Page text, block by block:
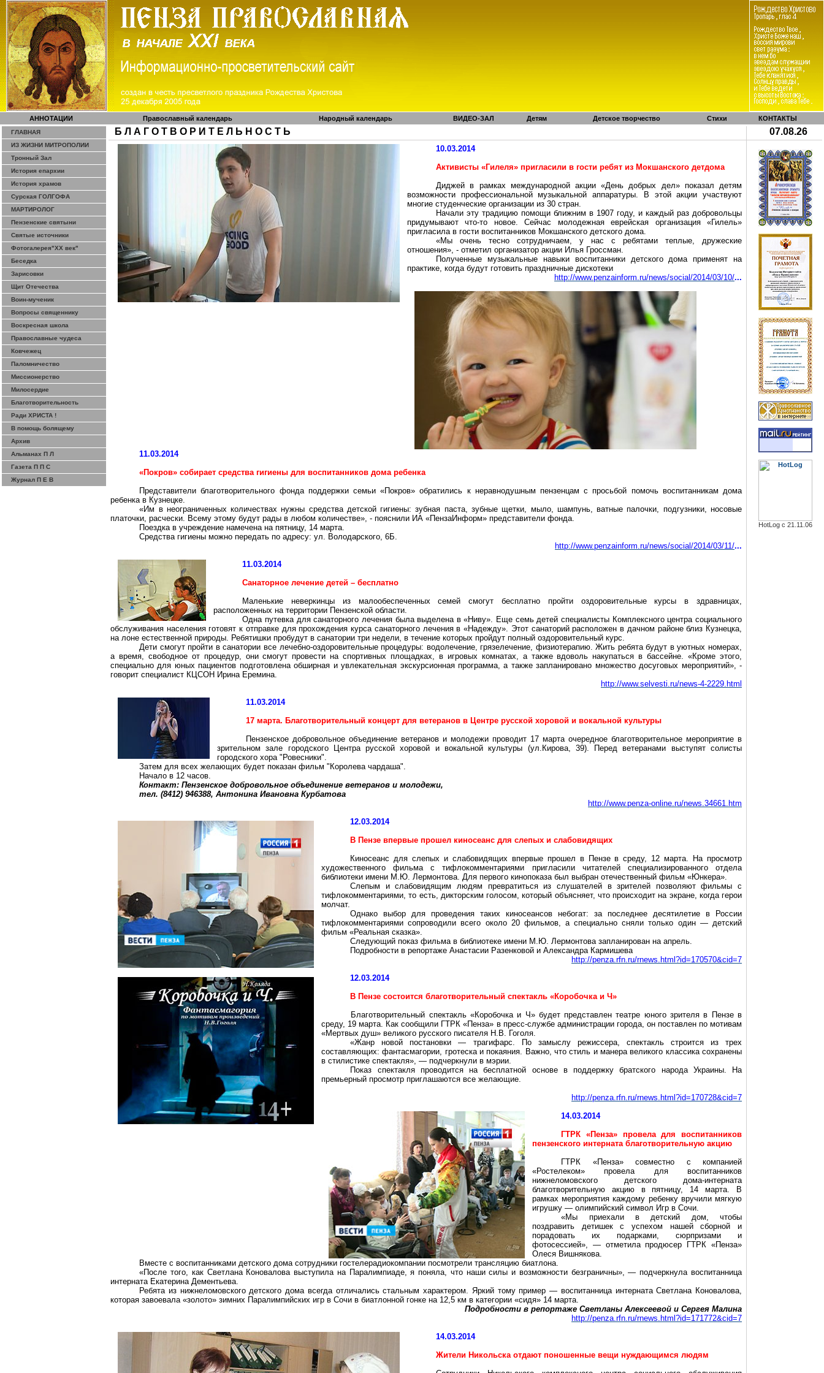
АННОТАЦИИ Православный календарь Народный календарь ВИДЕО-ЗАЛ Детям Детское творчество Стихи КОНТАКТЫ
ГЛАВНАЯ
ИЗ ЖИЗНИ МИТРОПОЛИИ
Тронный Зал
История епархии
История храмов
Сурская ГОЛГОФА
МАРТИРОЛОГ
Пензенские святыни
Святые источники
Фотогалерея"ХХ век"
Беседка
Зарисовки
Щит Отечества
Воин-мученик
Вопросы священнику
Воскресная школа
Православные чудеса
Ковчежец
Паломничество
Миссионерство
Милосердие
Благотворительность
Ради ХРИСТА !
В помощь болящему
Архив
Альманах П Л
Газета П П С
Журнал П Е В
Б Л А Г О Т В О Р И Т Е Л Ь Н О С Т Ь 07.08.26
10.03.2014
Активисты «Гилеля» пригласили в гости ребят из Мокшанского детдома
Диджей в рамках международной акции «День добрых дел» показал детям
возможности профессиональной музыкальной аппаратуры. В этой акции участвуют
многие студенческие организации из 30 стран.
Начали эту традицию помощиближним в 1907 году, и каждый раз добровольцы
придумывают что-то новое. Сейчас молодежная еврейская организация «Гилель»
пригласила в гости воспитанников Мокшанского детского дома.
«Мы очень тесно сотрудничаем, у нас с ребятами теплые, дружеские
отношения», - отметил организатор акции Илья Гроссман.
Полученные музыкальные навыки воспитанники детского дома применят на
практике, когда будут готовить праздничные дискотеки
http://www.penzainform.ru/news/social/2014/03/10/...
11.03.2014
«Покров» собирает средства гигиены для воспитанников дома ребенка
Представители благотворительного фонда поддержки семьи «Покров» обратились к неравнодушным пензенцам с просьбой помочь воспитанникам дома
ребенка в Кузнецке.
«Им в неограниченных количествах нужны средства детской гигиены: зубная паста, зубные щетки, мыло, шампунь, ватные палочки, подгузники, носовые
платочки, расчески. Всему этому будут рады в любом количестве», - пояснили ИА «ПензаИнформ» представители фонда.
Поездка в учреждение намечена на пятницу, 14 марта.
Средства гигиены можно передать по адресу: ул. Володарского, 6Б.
http://www.penzainform.ru/news/social/2014/03/11/...
11.03.2014
Санаторное лечение детей – бесплатно
Маленькие неверкинцы из малообеспеченных семей смогут бесплатно пройти оздоровительные курсы в здравницах,
расположенных на территории Пензенской области.
Одна путевка для санаторного лечения была выделена в «Ниву». Еще семь детей специалисты Комплексного центра социального
обслуживания населения готовят к отправке для прохождения курса санаторного лечения в «Надежду». Этот санаторий расположен в дачном районе близ Кузнецка,
на лоне естественной природы. Ребятишки пробудут в санатории три недели, в течение которых пройдут полный оздоровительный курс.
Дети смогут пройти в санатории все лечебно-оздоровительные процедуры: водолечение, грязелечение, физиотерапию. Жить ребята будут в уютных номерах,
а время, свободное от процедур, они смогут провести на спортивных площадках, в игровых комнатах, а также вдоволь накупаться в бассейне. «Кроме этого,
специально для юных пациентов подготовлена обширная и увлекательная экскурсионная программа, а также запланировано множество досуговых мероприятий», -
говорит специалист КЦСОН Ирина Еремина.
http://www.selvesti.ru/news-4-2229.html
11.03.2014
17 марта. Благотворительный концерт для ветеранов в Центре русской хоровой и вокальной культуры
Пензенское добровольное объединение ветеранов и молодежи проводит 17 марта очередное благотворительное мероприятие в
зрительном зале городского Центра русской хоровой и вокальной культуры (ул.Кирова, 39). Перед ветеранами выступят солисты
городского хора "Ровесники".
Затем для всех желающих будет показан фильм "Королева чардаша".
Начало в 12 часов.
Контакт: Пензенское добровольное объединение ветеранов и молодежи,
тел. (8412) 946388, Антонина Ивановна Курбатова
http://www.penza-online.ru/news.34661.htm
12.03.2014
В Пензе впервые прошел киносеанс для слепых и слабовидящих
Киносеанс для слепых и слабовидящих впервые прошел в Пензе в среду, 12 марта. На просмотр
художественного фильма с тифлокомментариями пригласили читателей специализированного отдела
библиотеки имени М.Ю. Лермонтова. Для первого кинопоказа был выбран отечественный фильм «Юнкера».
Слепым и слабовидящим людям превратиться из слушателей в зрителей позволяют фильмы с
тифлокомментариями, то есть, дикторским голосом, который объясняет, что происходит на экране, когда герои
молчат.
Однако выбор для проведения таких киносеансов небогат: за последнее десятилетие в России
тифлокомментариями сопроводили всего около 20 фильмов, а специально сняли только один — детский
фильм «Реальная сказка».
Следующий показ фильма в библиотеке имени М.Ю. Лермонтова запланирован на апрель.
Подробности в репортаже Анастасии Разенковой и Александра Кармишева
http://penza.rfn.ru/rnews.html?id=170570&cid=7
12.03.2014
В Пензе состоится благотворительный спектакль «Коробочка и Ч»
Благотворительный спектакль «Коробочка и Ч» будет представлен театре юного зрителя в Пензе в
среду, 19 марта. Как сообщили ГТРК «Пенза» в пресс-службе администрации города, он поставлен по мотивам
«Мертвых душ» великого русского писателя Н.В. Гоголя.
«Жанр новой постановки — трагифарс. По замыслу режиссера, спектакль строится из трех
составляющих: фантасмагории, гротеска и покаяния. Важно, что стиль и манера великого классика сохранены
в стилистике спектакля», — подчеркнули в мэрии.
Показ спектакля проводится на бесплатной основе в поддержку братского народа Украины. На
премьерный просмотр приглашаются все желающие.
http://penza.rfn.ru/rnews.html?id=170728&cid=7
14.03.2014
ГТРК «Пенза» провела для воспитанников
пензенского интерната благотворительную акцию
ГТРК «Пенза» совместно с компанией
«Ростелеком» провела для воспитанников
нижнеломовского детского дома-интерната
благотворительную акцию в пятницу, 14 марта. В
рамках мероприятия каждому ребенку вручили мягкую
игрушку — олимпийский символ Игр в Сочи.
«Мы приехали в детский дом, чтобы
поздравить детишек с успехом нашей сборной и
порадовать их подарками, сюрпризами и
фотосессией», — отметила продюсер ГТРК «Пенза»
Олеся Вишнякова.
Вместе с воспитанниками детского дома сотрудники гостелерадиокомпании посмотрели трансляцию биатлона.
«После того, как Светлана Коновалова выступила на Паралимпиаде, я поняла, что наши силы и возможности безграничны», — подчеркнула воспитанница
интерната Екатерина Дементьева.
Ребята из нижнеломовского детского дома всегда отличались стальным характером. Яркий тому пример — воспитанница интерната Светлана Коновалова,
которая завоевала«золото» зимних Паралимпийских игр в Сочи в биатлонной гонке на 12,5 км в категории «сидя» 14 марта.
Подробности в репортаже Светланы Алексеевой и Сергея Малина
http://penza.rfn.ru/rnews.html?id=171772&cid=7
14.03.2014
Жители Никольска отдают поношенные вещи нуждающимся людям
HotLog с 21.11.06